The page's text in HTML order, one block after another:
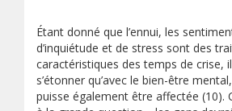
Étant donné que l’ennui, les
d’inquiétude et de stress sont des
caractéristiques des temps de crise,
s’étonner qu’avec le bien-être
puisse également être affectée (10).